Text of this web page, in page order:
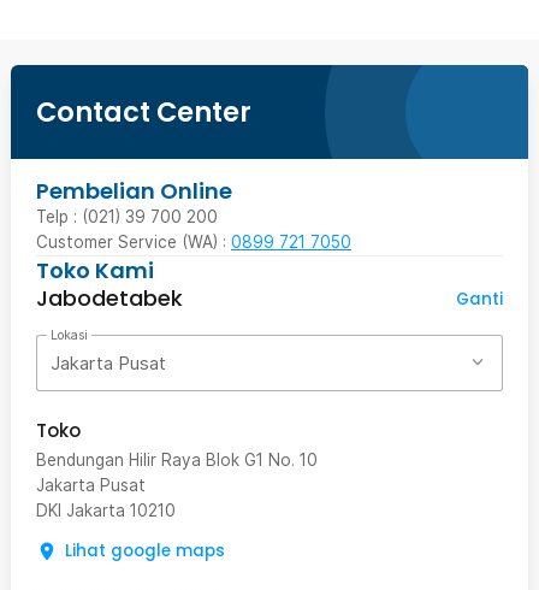
Contact Center
Pembelian Online
Telp : (021) 39 700 200
Customer Service (WA) : 0899 721 7050
Toko Kami
Jabodetabek
Ganti
Lokasi
Jakarta Pusat
Toko
Bendungan Hilir Raya Blok G1 No. 10
Jakarta Pusat
DKI Jakarta 10210
Lihat google maps